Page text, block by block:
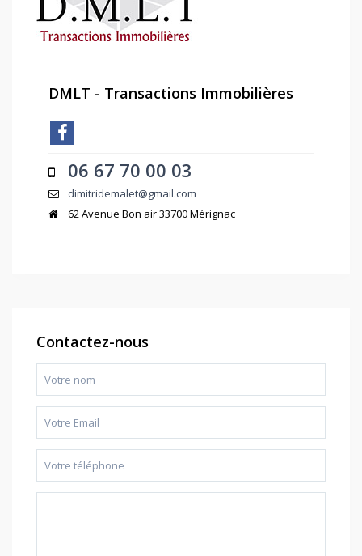
DMLT - Transactions Immobilières
06 67 70 00 03
dimitridemalet@gmail.com
62 Avenue Bon air 33700 Mérignac
Contactez-nous